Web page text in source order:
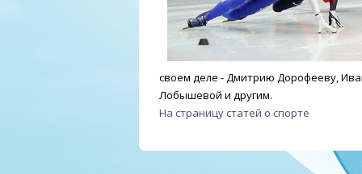
своем деле - Дмитрию Дорофееву,
Лобышевой и другим.
На страницу статей о спорте